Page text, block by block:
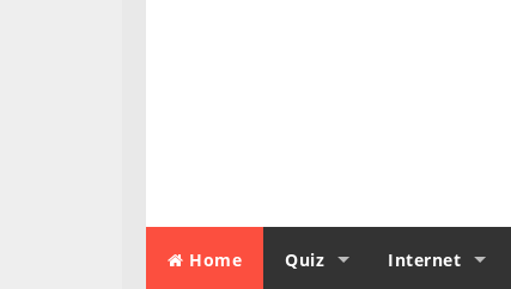
Home Quiz Internet